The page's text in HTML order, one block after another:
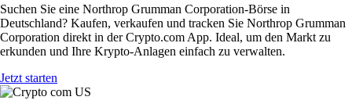
Suchen Sie eine Northrop Grumman Corporation-Börse in
Deutschland? Kaufen, verkaufen und tracken Sie Northrop Grumman
Corporation direkt in der Crypto.com App. Ideal, um den Markt zu
erkunden und Ihre Krypto-Anlagen einfach zu verwalten.
Jetzt starten